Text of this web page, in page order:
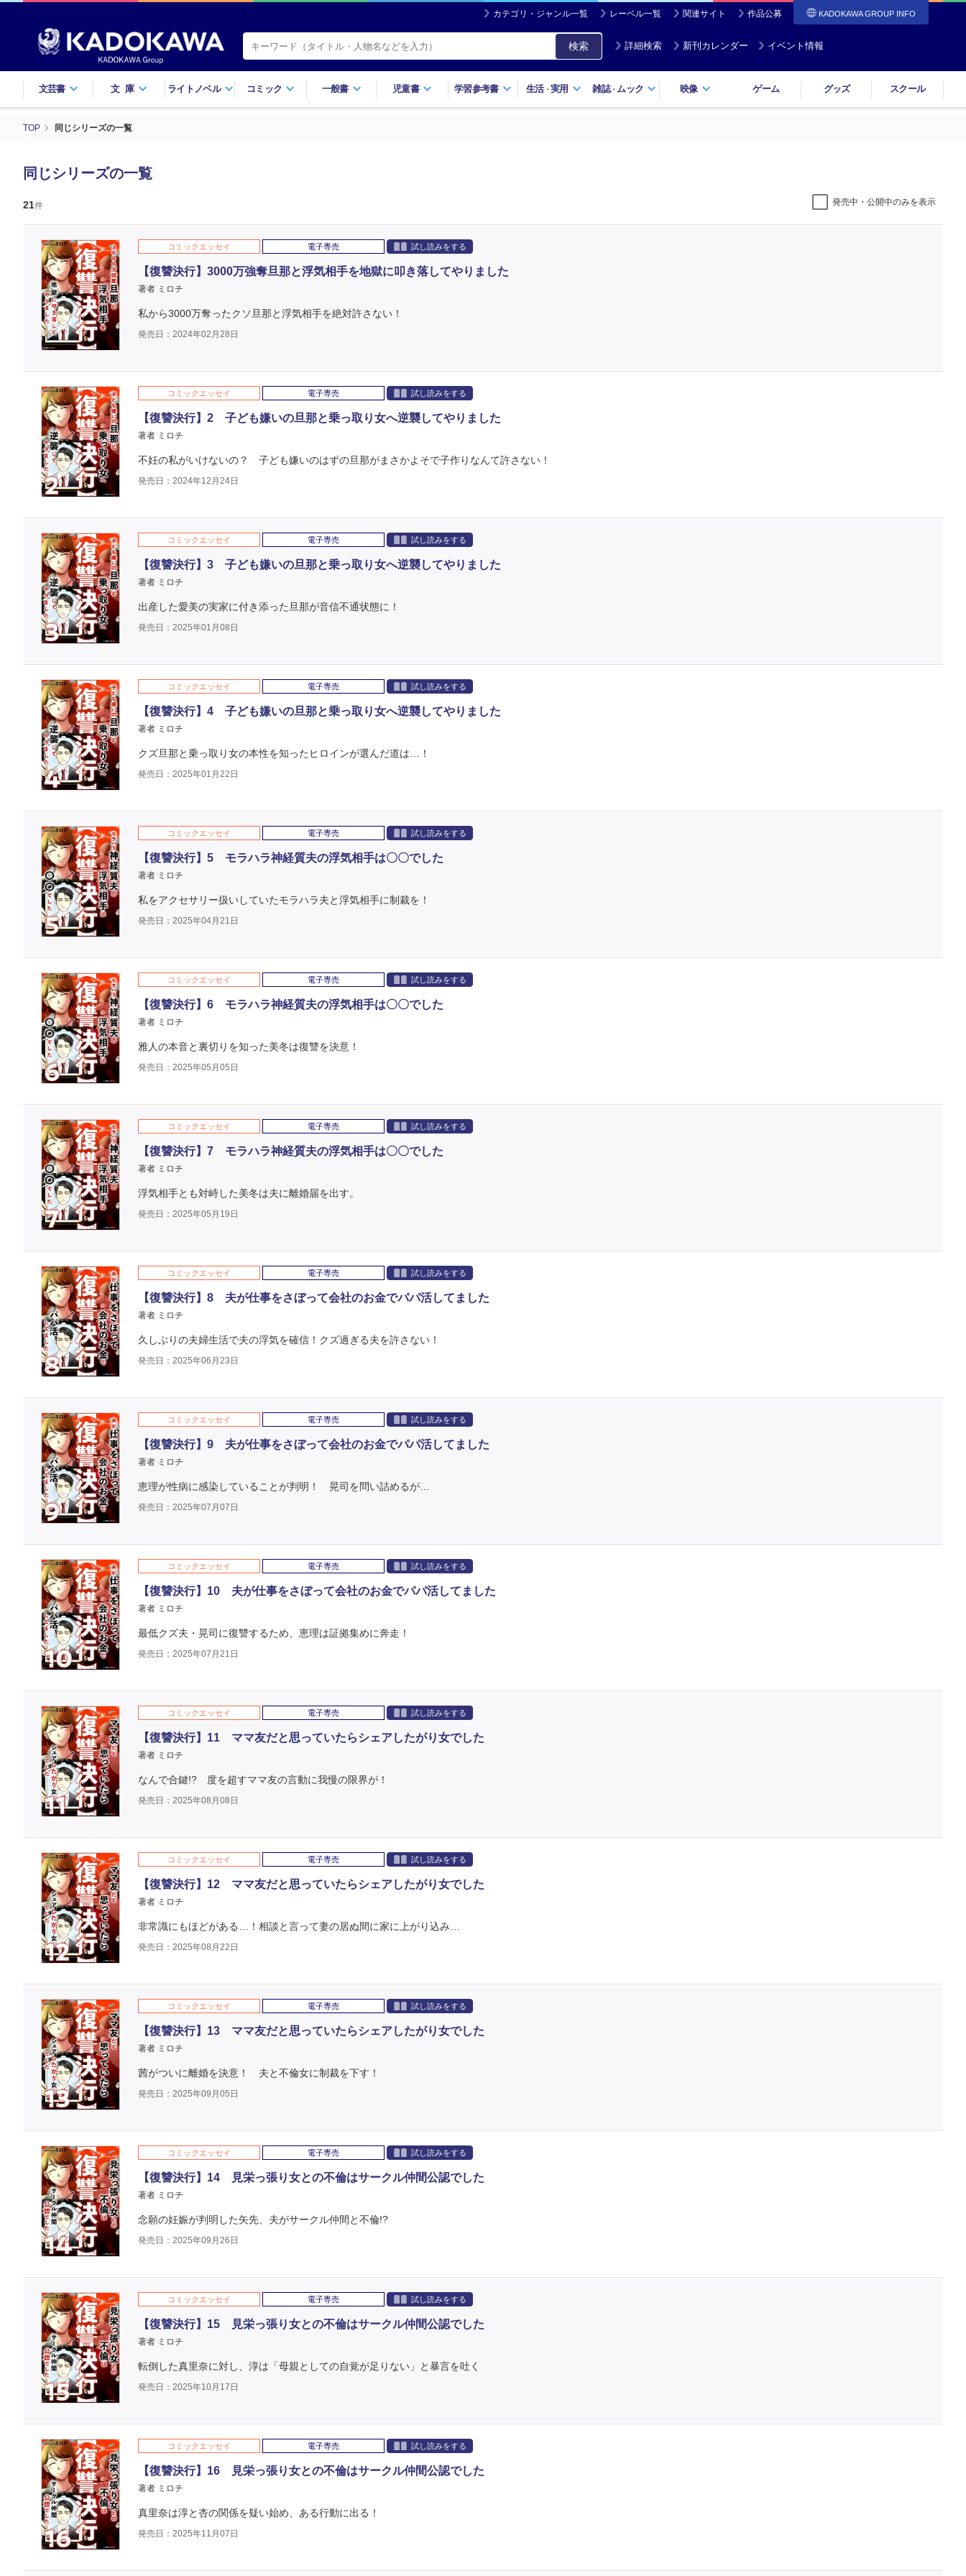
カテゴリ・ジャンル一覧 レーベル一覧 関連サイト 作品公募 KADOKAWA GROUP INFO
検索 詳細検索 新刊カレンダー イベント情報
文芸書 文庫 ライトノベル コミック 一般書 児童書 学習参考書 生活・実用 雑誌・ ムック 映像 ゲーム グッズ スクール
TOP 同じシリーズの一覧
同じシリーズの一覧
21件 発売中・公開中のみを表示
コミックエッセイ 電子専売 試し読みをする
【復讐決行】3000万強奪旦那と浮気相手を地獄に叩き落してやりました
著者 ミロチ
私から3000万奪ったクソ旦那と浮気相手を絶対許さない！
発売日：2024年02月28日
コミックエッセイ 電子専売 試し読みをする
【復讐決行】2 子ども嫌いの旦那と乗っ取り女へ逆襲してやりました
著者 ミロチ
不妊の私がいけないの？ 子ども嫌いのはずの旦那がまさかよそで子作りなんて許さない！
発売日：2024年12月24日
コミックエッセイ 電子専売 試し読みをする
【復讐決行】3 子ども嫌いの旦那と乗っ取り女へ逆襲してやりました
著者 ミロチ
出産した愛美の実家に付き添った旦那が音信不通状態に！
発売日：2025年01月08日
コミックエッセイ 電子専売 試し読みをする
【復讐決行】4 子ども嫌いの旦那と乗っ取り女へ逆襲してやりました
著者 ミロチ
クズ旦那と乗っ取り女の本性を知ったヒロインが選んだ道は…！
発売日：2025年01月22日
コミックエッセイ 電子専売 試し読みをする
【復讐決行】5 モラハラ神経質夫の浮気相手は〇〇でした
著者 ミロチ
私をアクセサリー扱いしていたモラハラ夫と浮気相手に制裁を！
発売日：2025年04月21日
コミックエッセイ 電子専売 試し読みをする
【復讐決行】6 モラハラ神経質夫の浮気相手は〇〇でした
著者 ミロチ
雅人の本音と裏切りを知った美冬は復讐を決意！
発売日：2025年05月05日
コミックエッセイ 電子専売 試し読みをする
【復讐決行】7 モラハラ神経質夫の浮気相手は〇〇でした
著者 ミロチ
浮気相手とも対峙した美冬は夫に離婚届を出す。
発売日：2025年05月19日
コミックエッセイ 電子専売 試し読みをする
【復讐決行】8 夫が仕事をさぼって会社のお金でパパ活してました
著者 ミロチ
久しぶりの夫婦生活で夫の浮気を確信！クズ過ぎる夫を許さない！
発売日：2025年06月23日
コミックエッセイ 電子専売 試し読みをする
【復讐決行】9 夫が仕事をさぼって会社のお金でパパ活してました
著者 ミロチ
恵理が性病に感染していることが判明！ 晃司を問い詰めるが…
発売日：2025年07月07日
コミックエッセイ 電子専売 試し読みをする
【復讐決行】10 夫が仕事をさぼって会社のお金でパパ活してました
著者 ミロチ
最低クズ夫・晃司に復讐するため、恵理は証拠集めに奔走！
発売日：2025年07月21日
コミックエッセイ 電子専売 試し読みをする
【復讐決行】11 ママ友だと思っていたらシェアしたがり女でした
著者 ミロチ
なんで合鍵!? 度を超すママ友の言動に我慢の限界が！
発売日：2025年08月08日
コミックエッセイ 電子専売 試し読みをする
【復讐決行】12 ママ友だと思っていたらシェアしたがり女でした
著者 ミロチ
非常識にもほどがある…！相談と言って妻の居ぬ間に家に上がり込み…
発売日：2025年08月22日
コミックエッセイ 電子専売 試し読みをする
【復讐決行】13 ママ友だと思っていたらシェアしたがり女でした
著者 ミロチ
茜がついに離婚を決意！ 夫と不倫女に制裁を下す！
発売日：2025年09月05日
コミックエッセイ 電子専売 試し読みをする
【復讐決行】14 見栄っ張り女との不倫はサークル仲間公認でした
著者 ミロチ
念願の妊娠が判明した矢先、夫がサークル仲間と不倫!?
発売日：2025年09月26日
コミックエッセイ 電子専売 試し読みをする
【復讐決行】15 見栄っ張り女との不倫はサークル仲間公認でした
著者 ミロチ
転倒した真里奈に対し、淳は「母親としての自覚が足りない」と暴言を吐く
発売日：2025年10月17日
コミックエッセイ 電子専売 試し読みをする
【復讐決行】16 見栄っ張り女との不倫はサークル仲間公認でした
著者 ミロチ
真里奈は淳と杏の関係を疑い始め、ある行動に出る！
発売日：2025年11月07日